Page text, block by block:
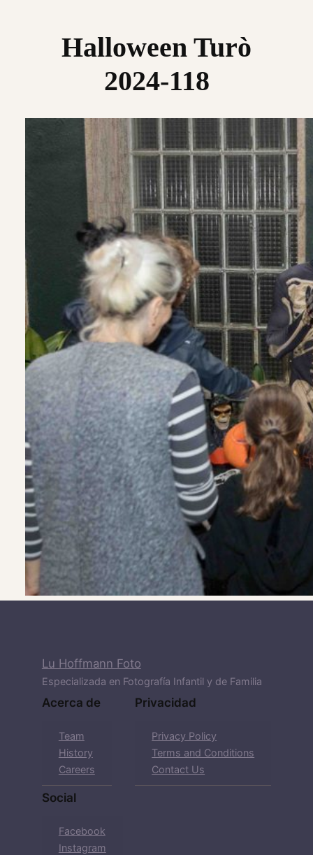
Halloween Turò
2024-118
Lu Hoffmann Foto
Especializada en Fotografía Infantil y de Familia
Acerca de
Team
History
Careers
Privacidad
Privacy Policy
Terms and Conditions
Contact Us
Social
Facebook
Instagram